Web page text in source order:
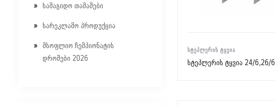
სამაგიდო თამაშები
სარეკლამო პროდუქცია
მსოფლიო ჩემპიონატის
დროშები 2026
ᲡᲢᲔᲞᲚᲔᲠᲘᲡ ᲢᲧᲕᲘᲐ
სტეპლერის ტყვია 24/6,26/6